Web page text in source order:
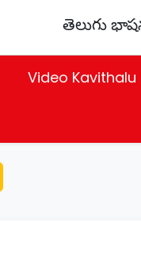
తెలుగు
Video Kavithalu